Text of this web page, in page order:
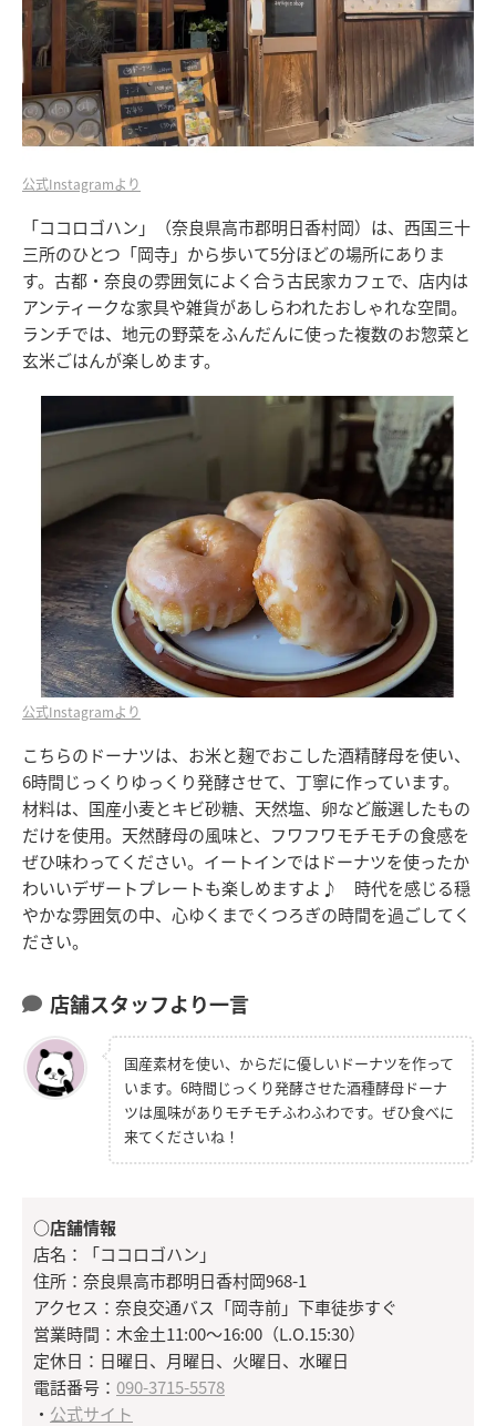
公式Instagramより
「ココロゴハン」（奈良県高市郡明日香村岡）は、西国三十
三所のひとつ「岡寺」から歩いて5分ほどの場所にありま
す。古都・奈良の雰囲気によく合う古民家カフェで、店内は
アンティークな家具や雑貨があしらわれたおしゃれな空間。
ランチでは、地元の野菜をふんだんに使った複数のお惣菜と
玄米ごはんが楽しめます。
公式Instagramより
こちらのドーナツは、お米と麹でおこした酒精酵母を使い、
6時間じっくりゆっくり発酵させて、丁寧に作っています。
材料は、国産小麦とキビ砂糖、天然塩、卵など厳選したもの
だけを使用。天然酵母の風味と、フワフワモチモチの食感を
ぜひ味わってください。イートインではドーナツを使ったか
わいいデザートプレートも楽しめますよ♪ 時代を感じる穏
やかな雰囲気の中、心ゆくまでくつろぎの時間を過ごしてく
ださい。
店舗スタッフより一言
国産素材を使い、からだに優しいドーナツを作って
います。6時間じっくり発酵させた酒種酵母ドーナ
ツは風味がありモチモチふわふわです。ぜひ食べに
来てくださいね！
○店舗情報
店名：「ココロゴハン」
住所：奈良県高市郡明日香村岡968-1
アクセス：奈良交通バス「岡寺前」下車徒歩すぐ
営業時間：木金土11:00～16:00（L.O.15:30）
定休日：日曜日、月曜日、火曜日、水曜日
電話番号： 090-3715-5578
・ 公式サイト